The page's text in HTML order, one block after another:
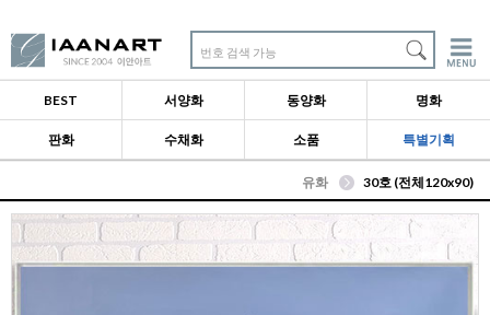
번호 검색 가능
BEST 서양화 동양화 명화
판화 수채화 소품 특별기획
유화 30호 (전체120x90)